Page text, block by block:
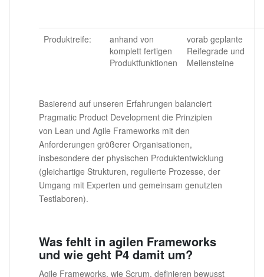
Produktreife:
anhand von
komplett fertigen
Produktfunktionen
vorab geplante
Reifegrade und
Meilensteine
Basierend auf unseren Erfahrungen balanciert
Pragmatic Product Development die Prinzipien
von Lean und Agile Frameworks mit den
Anforderungen größerer Organisationen,
insbesondere der physischen Produktentwicklung
(gleichartige Strukturen, regulierte Prozesse, der
Umgang mit Experten und gemeinsam genutzten
Testlaboren).
Was fehlt in agilen Frameworks
und wie geht P4 damit um?
Agile Frameworks, wie Scrum, definieren bewusst